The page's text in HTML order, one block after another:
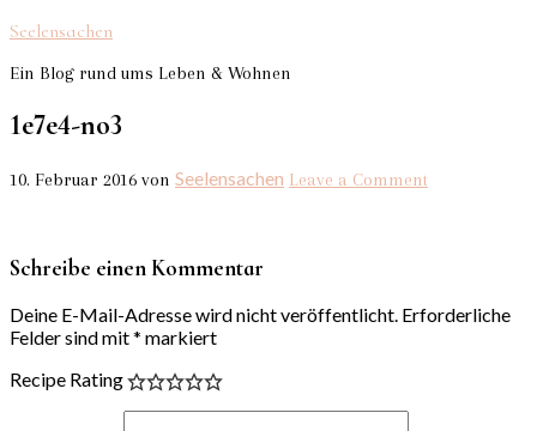
Seelensachen
Ein Blog rund ums Leben & Wohnen
1e7e4-no3
10. Februar 2016 von Seelensachen Leave a Comment
Schreibe einen Kommentar
Deine E-Mail-Adresse wird nicht veröffentlicht. Erforderliche
Felder sind mit* markiert
Recipe Rating